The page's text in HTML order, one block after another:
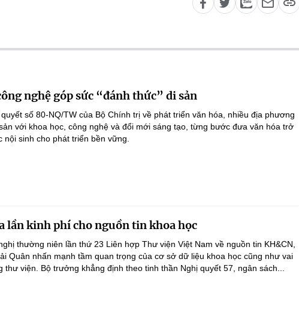
nghệ góp sức “đánh thức” di sản
số 80-NQ/TW của Bộ Chính trị về phát triển văn hóa, nhiều địa phương
với khoa học, công nghệ và đổi mới sáng tạo, từng bước đưa văn hóa trở
nội sinh cho phát triển bền vững.
lần kinh phí cho nguồn tin khoa học
thường niên lần thứ 23 Liên hợp Thư viện Việt Nam về nguồn tin KH&CN,
Quân nhấn mạnh tầm quan trọng của cơ sở dữ liệu khoa học cũng như vai
thư viện. Bộ trưởng khẳng định theo tinh thần Nghị quyết 57, ngân sách...